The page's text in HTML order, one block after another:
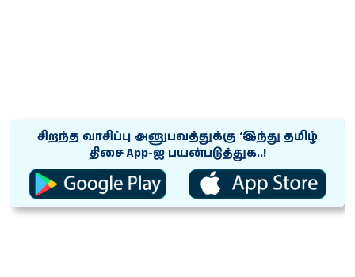
சிறந்த வாசிப்பு அனுபவத்துக்கு ‘இந்து தமிழ்
திசை App-ஐ பயன்படுத்துக..!